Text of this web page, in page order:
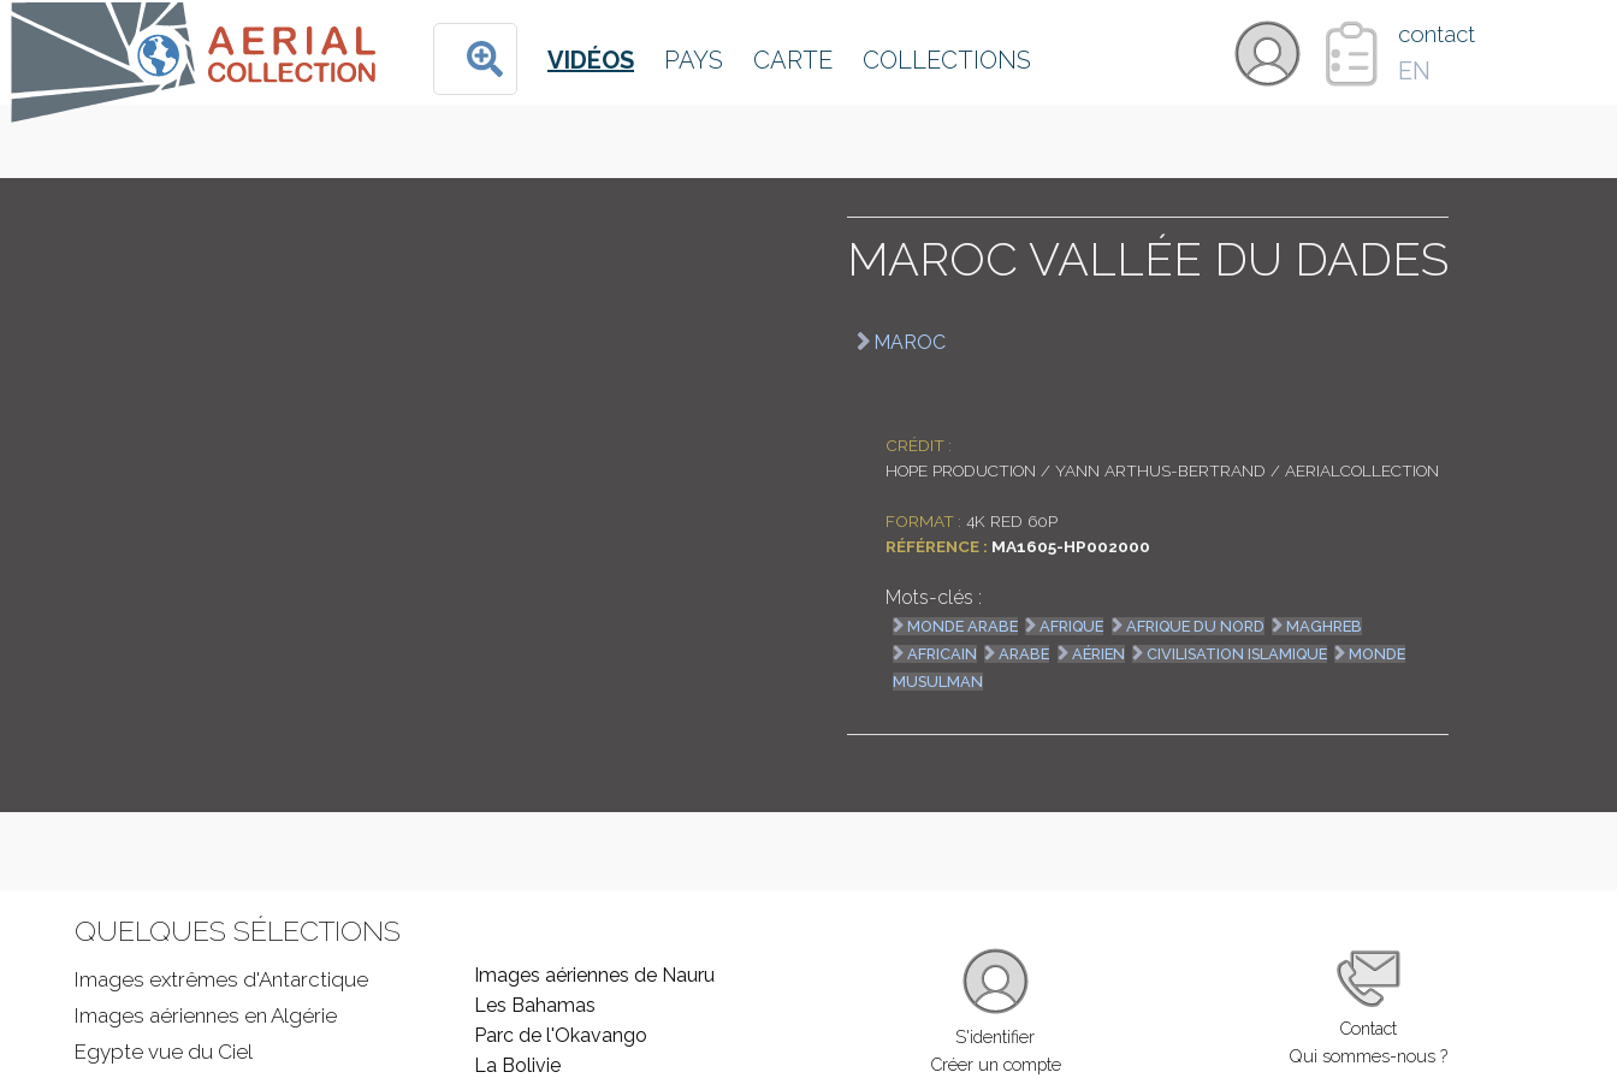
VIDÉOS PAYS CARTE COLLECTIONS
contact
EN
MAROC VALLÉE DU DADES
MAROC
CRÉDIT :
HOPE PRODUCTION / YANN ARTHUS-BERTRAND / AERIALCOLLECTION
FORMAT : 4K RED 60P
RÉFÉRENCE : MA1605-HP002000
Mots-clés :
MONDE ARABE AFRIQUE AFRIQUE DU NORD
MAGHREB
AFRICAIN
ARABE AÉRIEN CIVILISATION ISLAMIQUE
MONDE
MUSULMAN
QUELQUES SÉLECTIONS
Images extrêmes d'Antarctique
Images aériennes en Algérie
Egypte vue du Ciel
Images aériennes de Nauru
Les Bahamas
Parc de l'Okavango
La Bolivie
S'identifier
Créer un compte
Contact
Qui sommes-nous ?